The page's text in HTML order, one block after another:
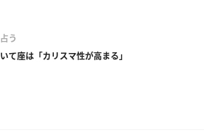
占う
いて座は「カリスマ性が高まる」